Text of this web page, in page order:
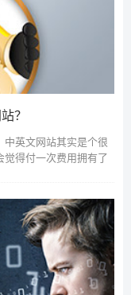
？
中英文网站其实是个很
觉得付一次费用拥有了